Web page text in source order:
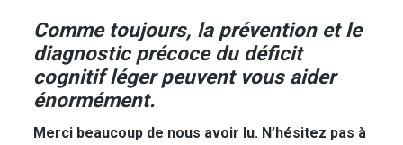
Comme toujours, la prévention et le
diagnostic précoce du déficit
cognitif léger peuvent vous aider
énormément.
Merci beaucoup de nous avoir lu. N’hésitez pas à